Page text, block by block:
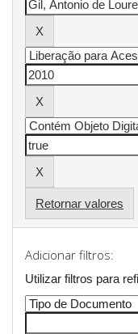
Retornar valores
Adicionar filtros:
Utilizar filtros para